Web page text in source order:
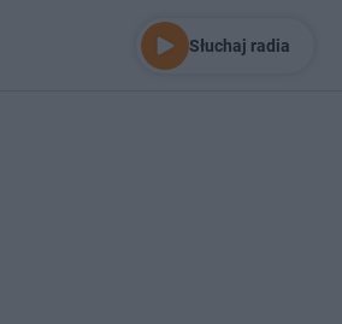
Słuchaj radia